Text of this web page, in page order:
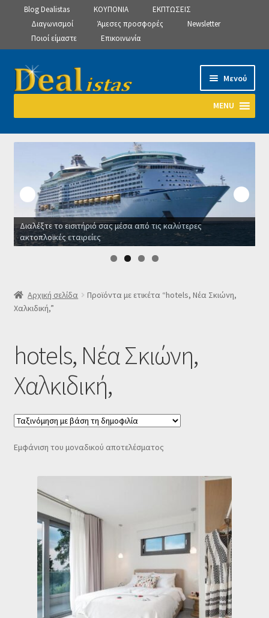
Blog Dealistas ΚΟΥΠΟΝΙΑ
ΕΚΠΤΩΣΕΙΣ
Διαγωνισμοί
Άμεσες προσφορές
Newsletter
Ποιοί είμαστε
Επικοινωνία
Απευθείας
μετάβαση
πλοήγηση
Μετάβαση
σε
Μενού
MENU
Αρχική
Manage Subscriptions
Manage Subscriptions
Manage Subscriptions
SLIDER
Δελτίο νέων
Επιβεβαίωση εγγραφής στο Newsletter του Dealistas.gr
Επικοινωνία
Καλάθι
Ο λογαριασμός μου
Ταμείο
HOME
Διαλέξτε το εισιτήριό σας μέσα από τις καλύτερες
ακτοπλοϊκές εταιρείες
Αρχική σελίδα
Προϊόντα με ετικέτα “hotels, Nέα Σκιώνη,
Χαλκιδική,”
hotels, Nέα Σκιώνη,
Χαλκιδική,
Εμφάνιση του μοναδικού αποτελέσματος